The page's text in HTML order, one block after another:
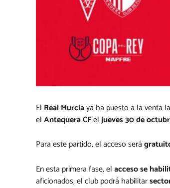
El Real Murciaya ha puesto a la venta
elAntequera CFeljueves 30 de
Para este partido, el acceso será
En esta primera fase, elacceso se
aficionados, el club podrá habilitar